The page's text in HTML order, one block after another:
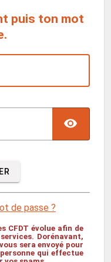
puis ton mot
de passe ?
CFDT évolue afin de
Dorénavant,
sera envoyé pour
qui effectue